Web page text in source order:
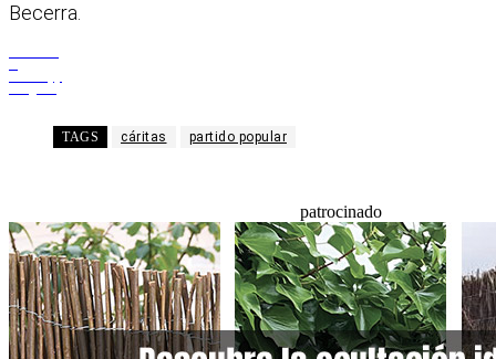
Becerra.
TAGS cáritas partido popular
patrocinado